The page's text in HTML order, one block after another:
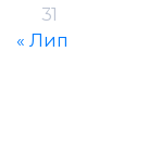
31
« Лип